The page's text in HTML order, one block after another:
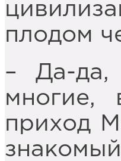
плодом
– Да-
многие,
приход